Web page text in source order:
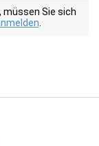
müssen Sie sich